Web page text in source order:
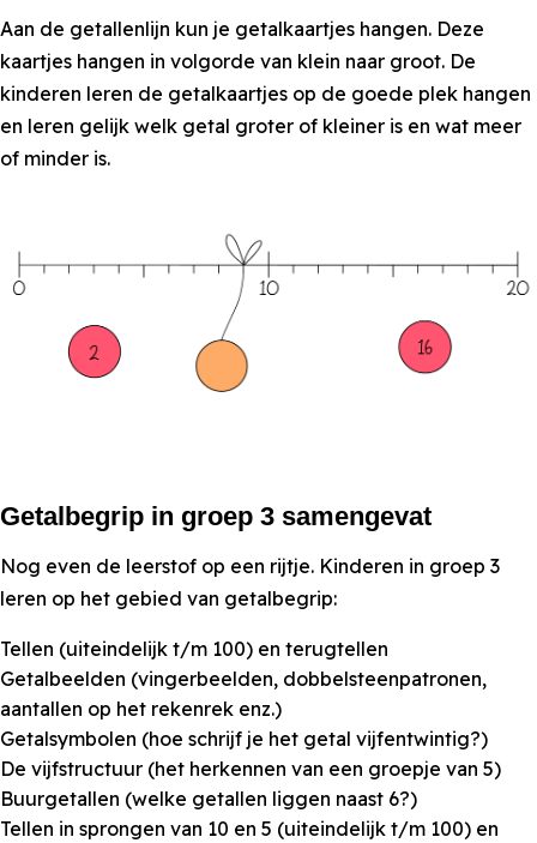
Aan de getallenlijn kun je getalkaartjes hangen. Deze
kaartjes hangen in volgorde van klein naar groot. De
kinderen leren de getalkaartjes op de goede plek hangen
en leren gelijk welk getal groter of kleiner is en wat meer
of minder is.
Getalbegrip in groep 3 samengevat
Nog even de leerstof op een rijtje. Kinderen in groep 3
leren op het gebied van getalbegrip:
Tellen (uiteindelijk t/m 100) en terugtellen
Getalbeelden (vingerbeelden, dobbelsteenpatronen,
aantallen op het rekenrek enz.)
Getalsymbolen (hoe schrijf je het getal vijfentwintig?)
De vijfstructuur (het herkennen van een groepje van 5)
Buurgetallen (welke getallen liggen naast 6?)
Tellen in sprongen van 10 en 5 (uiteindelijk t/m 100) en